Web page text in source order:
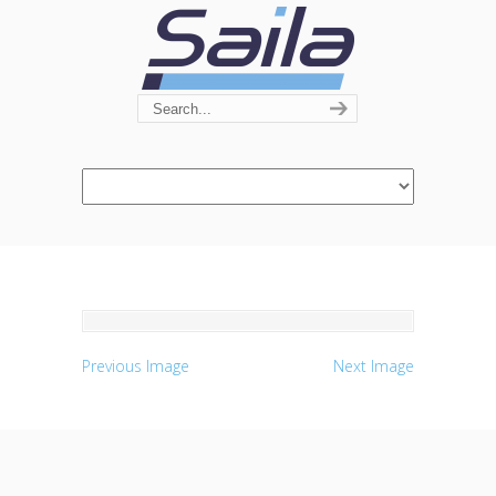
Previous Image Next Image